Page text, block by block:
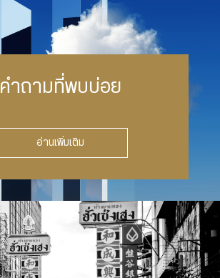
คำถามที่พบบ่อย
อ่านเพิ่มเติม